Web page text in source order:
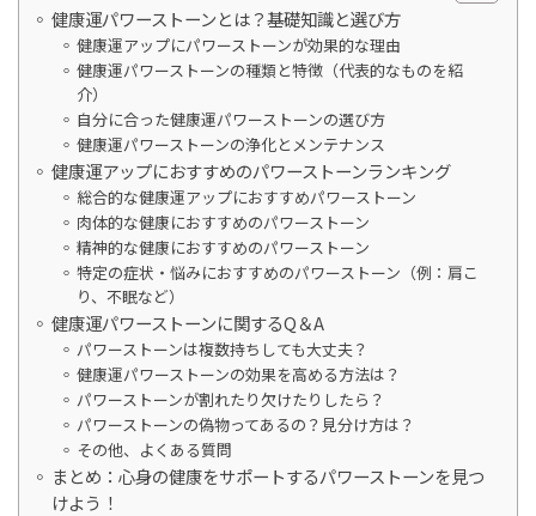
健康運パワーストーンとは？基礎知識と選び方
健康運アップにパワーストーンが効果的な理由
健康運パワーストーンの種類と特徴（代表的なものを紹
介）
自分に合った健康運パワーストーンの選び方
健康運パワーストーンの浄化とメンテナンス
健康運アップにおすすめのパワーストーンランキング
総合的な健康運アップにおすすめパワーストーン
肉体的な健康におすすめのパワーストーン
精神的な健康におすすめのパワーストーン
特定の症状・悩みにおすすめのパワーストーン（例：肩こ
り、不眠など）
健康運パワーストーンに関するQ＆A
パワーストーンは複数持ちしても大丈夫？
健康運パワーストーンの効果を高める方法は？
パワーストーンが割れたり欠けたりしたら？
パワーストーンの偽物ってあるの？見分け方は？
その他、よくある質問
まとめ：心身の健康をサポートするパワーストーンを見つ
けよう！